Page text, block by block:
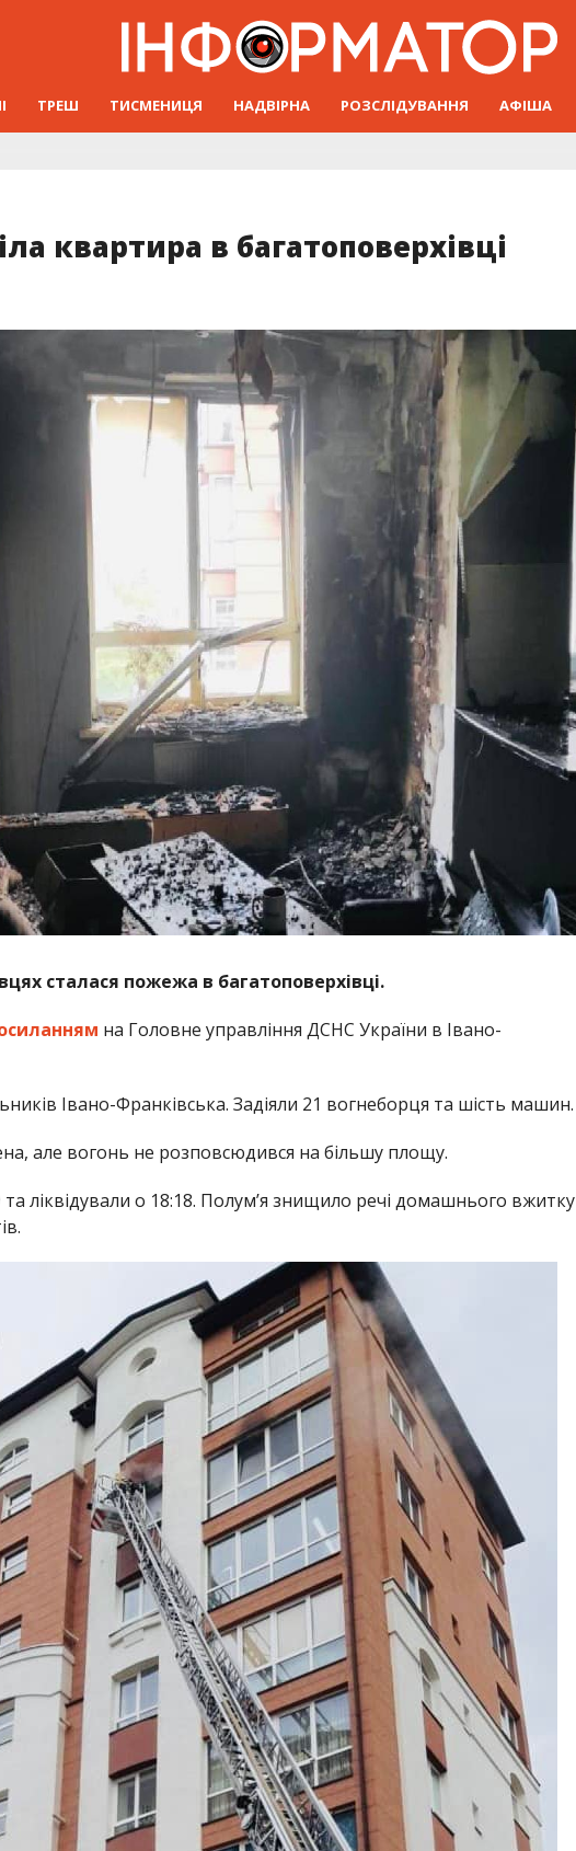
ТРЕШ ТИСМЕНИЦЯ НАДВІРНА РОЗСЛІДУВАННЯ АФІША
квартира в багатоповерхівці
сталася пожежа в багатоповерхівці.
на Головне управління ДСНС України в Івано-
Івано-Франківська. Задіяли 21 вогнеборця та шість машин.
але вогонь не розповсюдився на більшу площу.
ліквідували о 18:18. Полум’я знищило речі домашнього вжитку